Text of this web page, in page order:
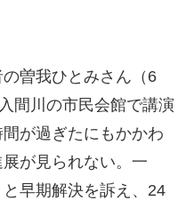
曽我ひとみさん（6
間川の市民会館で講演
が過ぎたにもかかわ
が見られない。一
早期解決を訴え、24